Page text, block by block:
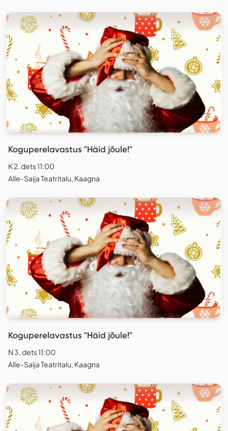
Koguperelavastus "Häid jõule!"
K 2. dets 11:00
Alle-Saija Teatritalu, Kaagna
Koguperelavastus "Häid jõule!"
N 3. dets 11:00
Alle-Saija Teatritalu, Kaagna